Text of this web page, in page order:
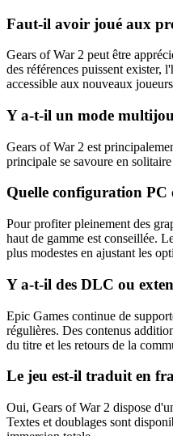
Faut-il avoir joué aux
Gears of War 2 peut être
des références puissent exister,
accessible aux nouveaux
Y a-t-il un mode
Gears of War 2 est
principale se savoure en
Quelle configuration PC
Pour profiter pleinement des
haut de gamme est conseillée.
plus modestes en ajustant les
Y a-t-il des DLC ou
Epic Games continue de
régulières. Des contenus
du titre et les retours de la
Le jeu est-il traduit en
Oui, Gears of War 2 dispose
Textes et doublages sont